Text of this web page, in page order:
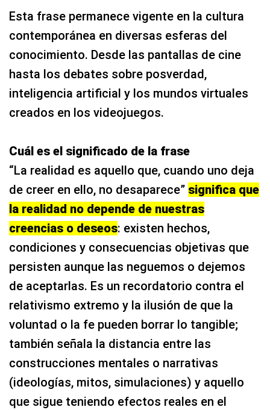
Esta frase permanece vigente en la cultura
contemporánea en diversas esferas del
conocimiento. Desde las pantallas de cine
hasta los debates sobre posverdad,
inteligencia artificial y los mundos virtuales
creados en los videojuegos.
Cuál es el significado de la frase
“La realidad es aquello que, cuando uno deja
de creer en ello, no desaparece” significa que
la realidad no depende de nuestras
creencias o deseos: existen hechos,
condiciones y consecuencias objetivas que
persisten aunque las neguemos o dejemos
de aceptarlas. Es un recordatorio contra el
relativismo extremo y la ilusión de que la
voluntad o la fe pueden borrar lo tangible;
también señala la distancia entre las
construcciones mentales o narrativas
(ideologías, mitos, simulaciones) y aquello
que sigue teniendo efectos reales en el